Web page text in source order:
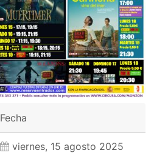
Fecha
viernes, 15 agosto 2025